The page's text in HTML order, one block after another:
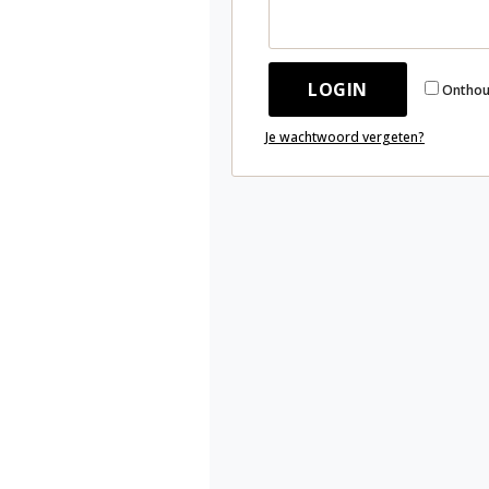
LOGIN
Je wachtwoord vergeten?